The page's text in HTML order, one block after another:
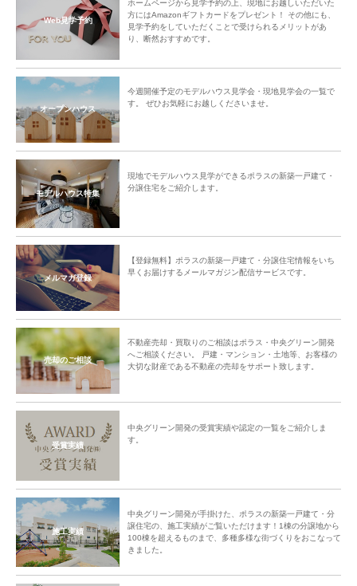
Web見学予約
ホームページから見学予約の上、現地にお越しいただいた
方にはAmazonギフトカードをプレゼント！ その他にも、
見学予約をしていただくことで受けられるメリットがあ
り、断然おすすめです。
オープンハウス
今週開催予定のモデルハウス見学会・現地見学会の一覧で
す。 ぜひお気軽にお越しくださいませ。
モデルハウス特集
現地でモデルハウス見学ができるポラスの新築一戸建て・
分譲住宅をご紹介します。
メルマガ登録
【登録無料】ポラスの新築一戸建て・分譲住宅情報をいち
早くお届けするメールマガジン配信サービスです。
売却のご相談
不動産売却・買取りのご相談はポラス・中央グリーン開発
へご相談ください。 戸建・マンション・土地等、お客様の
大切な財産である不動産の売却をサポート致します。
受賞実績
中央グリーン開発の受賞実績や認定の一覧をご紹介しま
す。
施工実績
中央グリーン開発が手掛けた、ポラスの新築一戸建て・分
譲住宅の、施工実績がご覧いただけます！1棟の分譲地から
100棟を超えるものまで、多種多様な街づくりをおこなって
きました。